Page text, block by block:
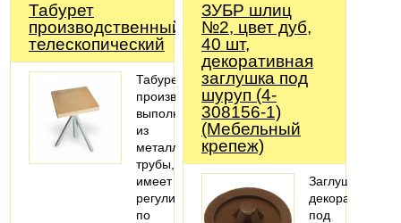
Табурет
производственный
телескопический
Табурет
производственный
выполнен
из
металлической
трубы,
имеет
регулировку
по
ЗУБР шлиц
№2, цвет дуб,
40 шт,
декоративная
заглушка под
шуруп (4-
308156-1)
(Мебельный
крепеж)
Заглушка
декоративная
под